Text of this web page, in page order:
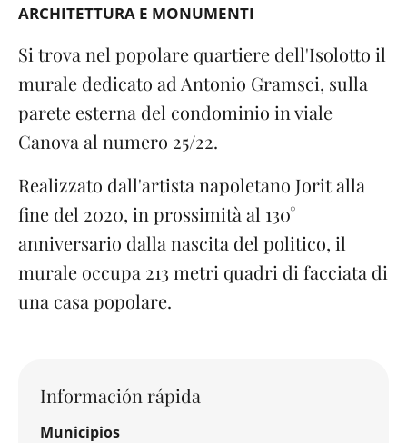
ARCHITETTURA E MONUMENTI
Si trova nel popolare quartiere dell'Isolotto il
murale dedicato ad Antonio Gramsci, sulla
parete esterna del condominio in viale
Canova al numero 25/22.
Realizzato dall'artista napoletano Jorit alla
fine del 2020, in prossimità al 130°
anniversario dalla nascita del politico, il
murale occupa 213 metri quadri di facciata di
una casa popolare.
Información rápida
Municipios